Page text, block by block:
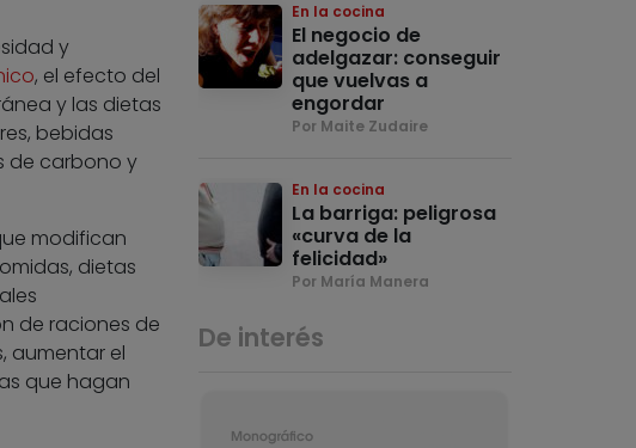
y
, el efecto del
y las dietas
bebidas
de carbono y
modifican
dietas
de raciones de
aumentar el
que hagan
En la cocina
El negocio de
adelgazar: conseguir
que vuelvas a
engordar
Por Maite Zudaire
En la cocina
La barriga: peligrosa
«curva de la
felicidad»
Por María Manera
De interés